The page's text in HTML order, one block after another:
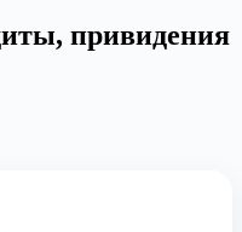
привидения